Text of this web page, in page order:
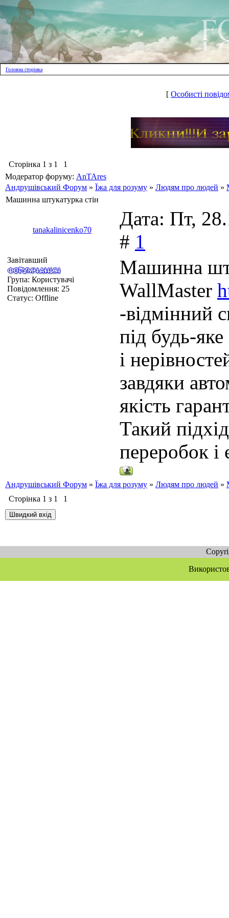
Головна сторінка
[ Особисті
Сторінка 1 з 1
1
Модератор форуму: AnTAres
Андрушівський Форум » Їжа для розуму » Людям про людей »
Машинна штукатурка стін
tanakalinicenko70
Дата: Пт,
# 1
Завітавший
Група: Користувачі
Повідомлення: 25
Статус: Offline
Машинна
WallMaster
-відмінний
під будь-
і
завдяки
якість
Такий
переробок
Андрушівський Форум » Їжа для розуму » Людям про людей »
Сторінка 1 з 1 1